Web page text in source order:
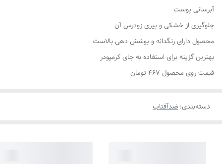
آبرسانی پوست
جلوگیری از خشکی و پیری زودرس آن
محصول دارای رنگدانه و پوشش دهی بالاست
بهترین گزینه برای استفاده به جای کرمپودر
قیمت روی محصول ۴۶۷ تومان
دسته‌بندی: ضدآفتاب